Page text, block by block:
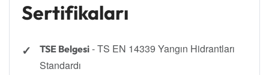
Sertifikaları
TSE Belgesi - TS EN 14339 Yangın Hidrantları
Standardı